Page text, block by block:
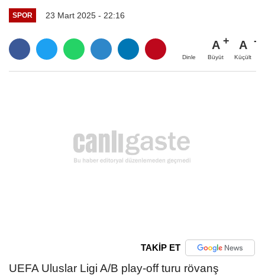
SPOR 23 Mart 2025 - 22:16
Dinle
A
Büyüt
A
Küçült
TAKİP ET
UEFA Uluslar Ligi A/B play-off turu rövanş